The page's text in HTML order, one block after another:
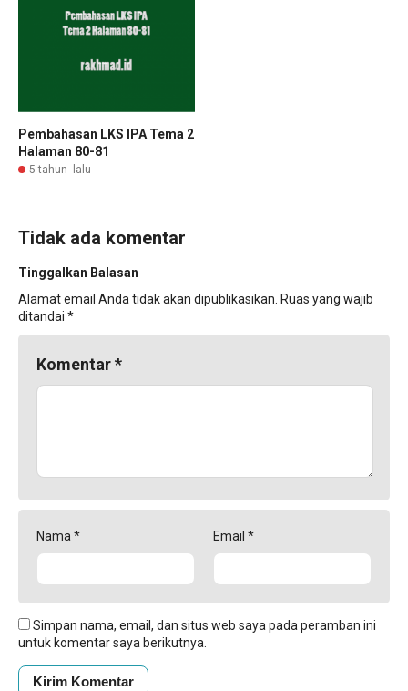
Pembahasan LKS IPA Tema 2
Halaman 80-81
5 tahun lalu
Tidak ada komentar
Tinggalkan Balasan
Alamat email Anda tidak akan dipublikasikan. Ruas yang wajib
ditandai *
Komentar*
Nama * Email *
Simpan nama, email, dan situs web saya pada peramban ini
untuk komentar saya berikutnya.